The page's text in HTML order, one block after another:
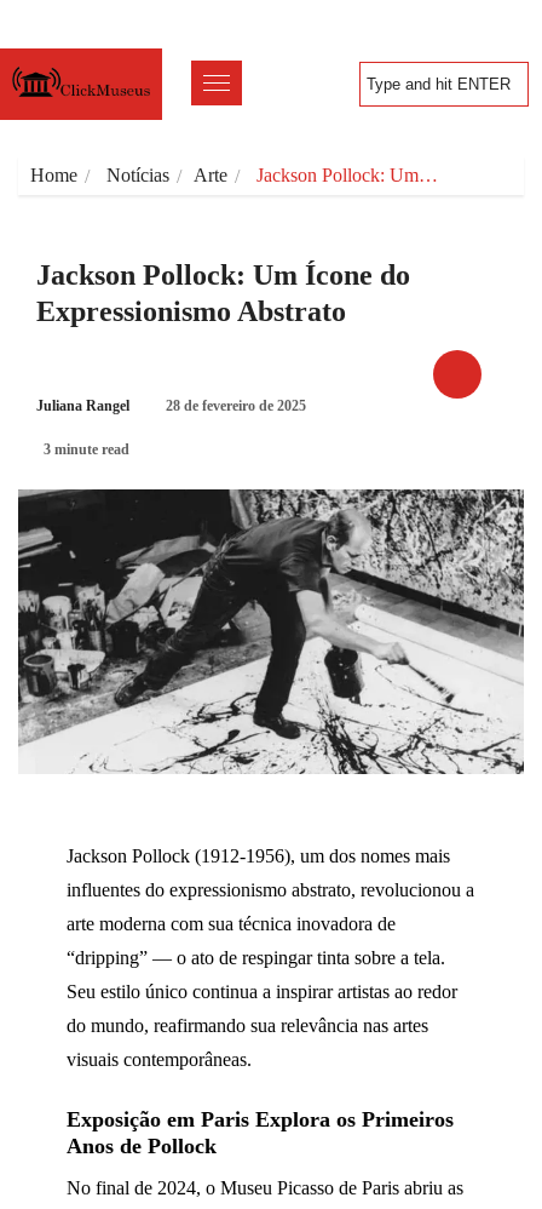
Home Notícias Arte Jackson Pollock: Um…
Jackson Pollock: Um Ícone do
Expressionismo Abstrato
Juliana Rangel 28 de fevereiro de 2025
3 minute read
Jackson Pollock (1912-1956), um dos nomes mais
influentes do expressionismo abstrato, revolucionou a
arte moderna com sua técnica inovadora de
“dripping” — o ato de respingar tinta sobre a tela.
Seu estilo único continua a inspirar artistas ao redor
do mundo, reafirmando sua relevância nas artes
visuais contemporâneas.
Exposição em Paris Explora os Primeiros
Anos de Pollock
No final de 2024, o Museu Picasso de Paris abriu as